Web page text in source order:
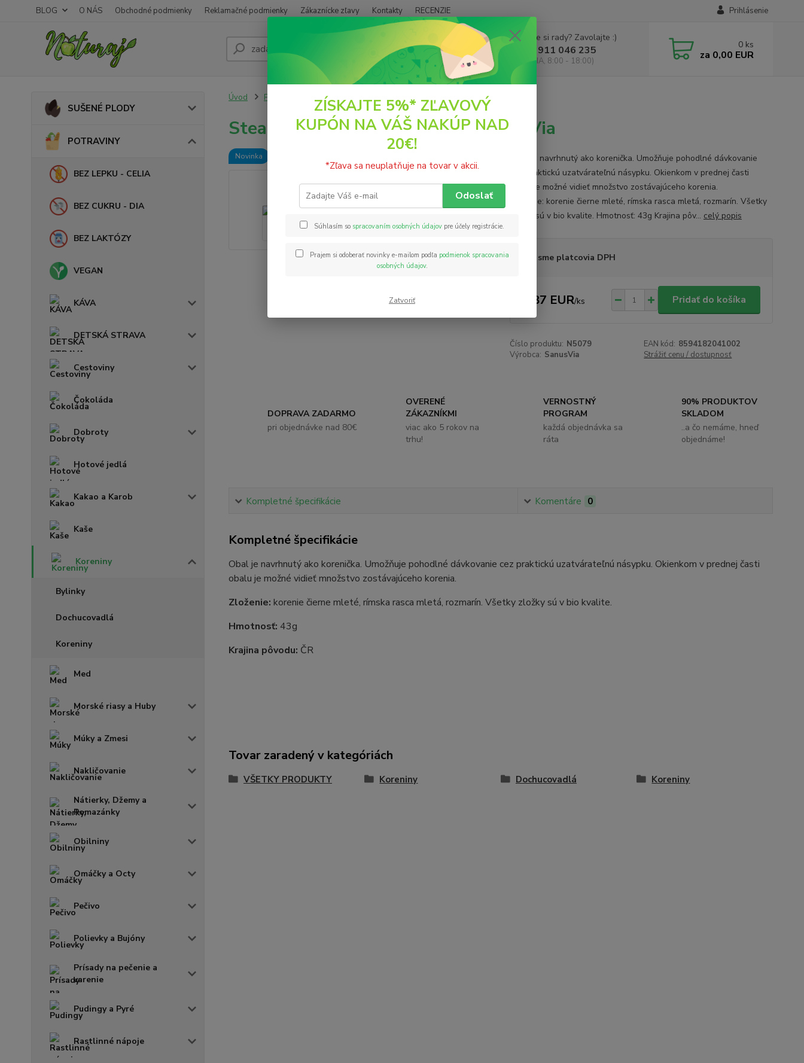
BLOG O NÁS Obchodné podmienky Reklamačné podmienky Zákaznícke zľavy Kontakty RECENZIE Prihlásenie
Hľadať
Neviete si rady? Zavolajte :)
+421 911 046 235
(PO - PIA, 8:00 - 18:00)
0 ks
za 0,00 EUR
SUŠENÉ PLODY
POTRAVINY
BEZ LEPKU - CELIA
BEZ CUKRU - DIA
BEZ LAKTÓZY
VEGAN
KÁVA
DETSKÁ STRAVA
Cestoviny
Čokoláda
Dobroty
Hotové jedlá
Kakao a Karob
Kaše
Koreniny
Bylinky
Dochucovadlá
Koreniny
Med
Morské riasy a Huby
Múky a Zmesi
Nakličovanie
Nátierky, Džemy a
Pomazánky
Obilniny
Omáčky a Octy
Pečivo
Polievky a Bujóny
Prísady na pečenie a
varenie
Pudingy a Pyré
Rastlinné nápoje
Úvod POTRAVINY Koreniny Steaky zmes BIO korenie 43g SanusVia
Steaky zmes BIO korenie 43g SanusVia
Novinka
Obal je navrhnutý ako korenička. Umožňuje pohodlné dávkovanie
cez praktickú uzatvárateľnú násypku. Okienkom v prednej časti
obalu je možné vidieť množstvo zostávajúceho korenia.
Zloženie: korenie čierne mleté, rímska rasca mletá, rozmarín. Všetky
zložky sú v bio kvalite. Hmotnosť: 43g Krajina pôv... celý popis
Nie sme platcovia DPH
4,87 EUR/ks Pridať do košíka
Číslo produktu: N5079 EAN kód: 8594182041002
Výrobca: SanusVia Strážiť cenu / dostupnosť
DOPRAVA ZADARMO
pri objednávke nad 80€
OVERENÉ
ZÁKAZNÍKMI
viac ako 5 rokov na
trhu!
VERNOSTNÝ
PROGRAM
každá objednávka sa
ráta
90% PRODUKTOV
SKLADOM
..a čo nemáme, hneď
objednáme!
Kompletné špecifikácie Komentáre 0
Kompletné špecifikácie
Obal je navrhnutý ako korenička. Umožňuje pohodlné dávkovanie cez praktickú uzatvárateľnú násypku. Okienkom v prednej časti
obalu je možné vidieť množstvo zostávajúceho korenia.
Zloženie: korenie čierne mleté, rímska rasca mletá, rozmarín. Všetky zložky sú v bio kvalite.
Hmotnosť: 43g
Krajina pôvodu: ČR
Tovar zaradený v kategóriách
VŠETKY PRODUKTY Koreniny Dochucovadlá Koreniny
ZÍSKAJTE 5%* ZĽAVOVÝ
KUPÓN NA VÁŠ NAKÚP NAD
20€!
*Zľava sa neuplatňuje na tovar v akcii.
Odoslať
Súhlasím so spracovaním osobných údajov pre účely registrácie.
Prajem si odoberať novinky e-mailom podľa podmienok spracovania
osobných údajov.
Zatvoriť